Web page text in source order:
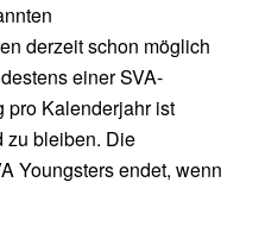
derzeit schon möglich
einer SVA-
pro Kalenderjahr ist
zu bleiben. Die
Youngsters endet, wenn